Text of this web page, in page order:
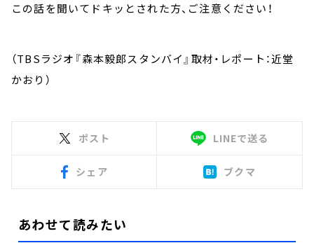
この話を聞いてドキッとされた方、ご注意ください！
（TBSラジオ『森本毅郎スタンバイ』取材・レポート：近堂
かおり）
ポスト LINEで送る
シェア ブクマ
あわせて読みたい